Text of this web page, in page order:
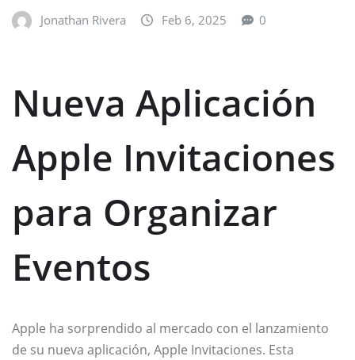
Jonathan Rivera Feb 6, 2025 0
Nueva Aplicación
Apple Invitaciones
para Organizar
Eventos
Apple ha sorprendido al mercado con el lanzamiento
de su nueva aplicación, Apple Invitaciones. Esta